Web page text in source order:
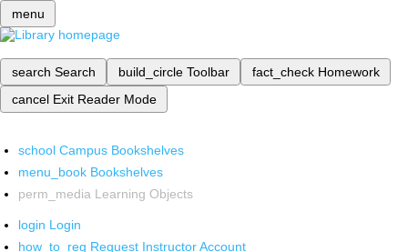
menu
search Search build_circle Toolbar fact_check Homework
cancel Exit Reader Mode
school Campus Bookshelves
menu_book Bookshelves
perm_media Learning Objects
login Login
how_to_reg Request Instructor Account